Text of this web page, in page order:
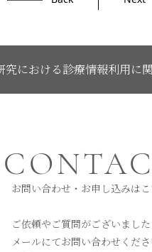
究における診療情報利用に
お問い合わせ・お申し込みはこ
ご依頼やご質問がございました
メールにてお問い合わせくださ